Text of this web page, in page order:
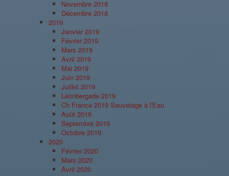
Novembre 2018
Décembre 2018
2019
Janvier 2019
Février 2019
Mars 2019
Avril 2019
Mai 2019
Juin 2019
Juillet 2019
Léonbergade 2019
Ch France 2019 Sauvetage à l'Eau
Août 2019
Septembre 2019
Octobre 2019
2020
Février 2020
Mars 2020
Avril 2020